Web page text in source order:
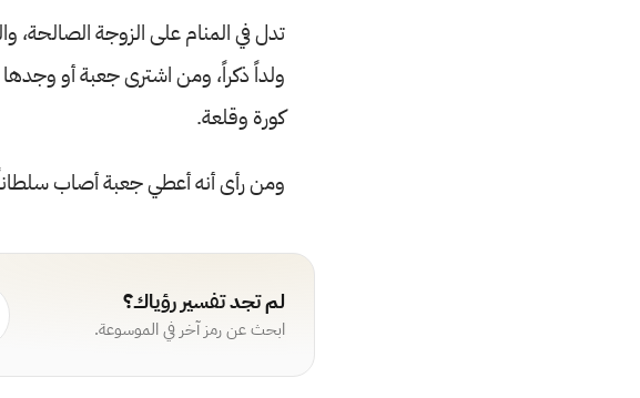
تدل في المنام على الزوجة
ولداً ذكراً، ومن اشترى جعبة أو وجدها
كورة وقلعة.
ومن رأى أنه أعطي جعبة أصاب سلطاناً
لم تجد تفسير رؤياك؟
ابحث عن رمز آخر في الموسوعة.